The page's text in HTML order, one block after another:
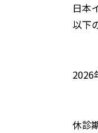
日本
以下
2026
休診